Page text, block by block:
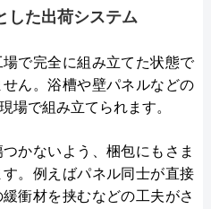
した出荷システム
で完全に組み立てた状態で
ん。浴槽や壁パネルなどの
場で組み立てられます。
かないよう、梱包にもさま
。例えばパネル同士が直接
衝材を挟むなどの工夫がさ